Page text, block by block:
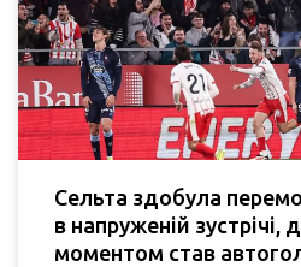
Сельта здобула
в напруженій
моментом став